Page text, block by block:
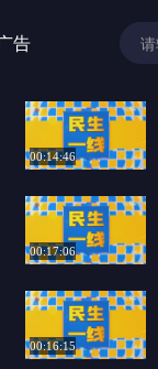
告
00:14:46
00:17:06
00:16:15